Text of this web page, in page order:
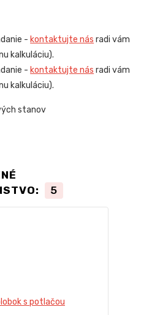
- kontaktujte nás radi vám
kalkuláciu).
- kontaktujte nás radi vám
kalkuláciu).
5